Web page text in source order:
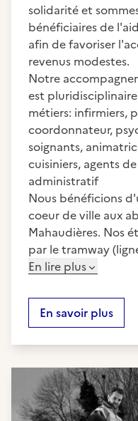
solidarité et
bénéficiaires de
afin de favoriser
revenus modestes.
Notre
est
métiers: infirmiers,
coordonnateur,
soignants,
cuisiniers, agents
administratif
Nous bénéficions
coeur de ville aux
Mahaudières. Nos
par le tramway
En lire plus
En savoir plus